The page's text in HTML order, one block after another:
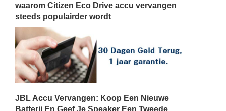
waarom Citizen Eco Drive accu vervangen
steeds populairder wordt
JBL Accu Vervangen: Koop Een Nieuwe